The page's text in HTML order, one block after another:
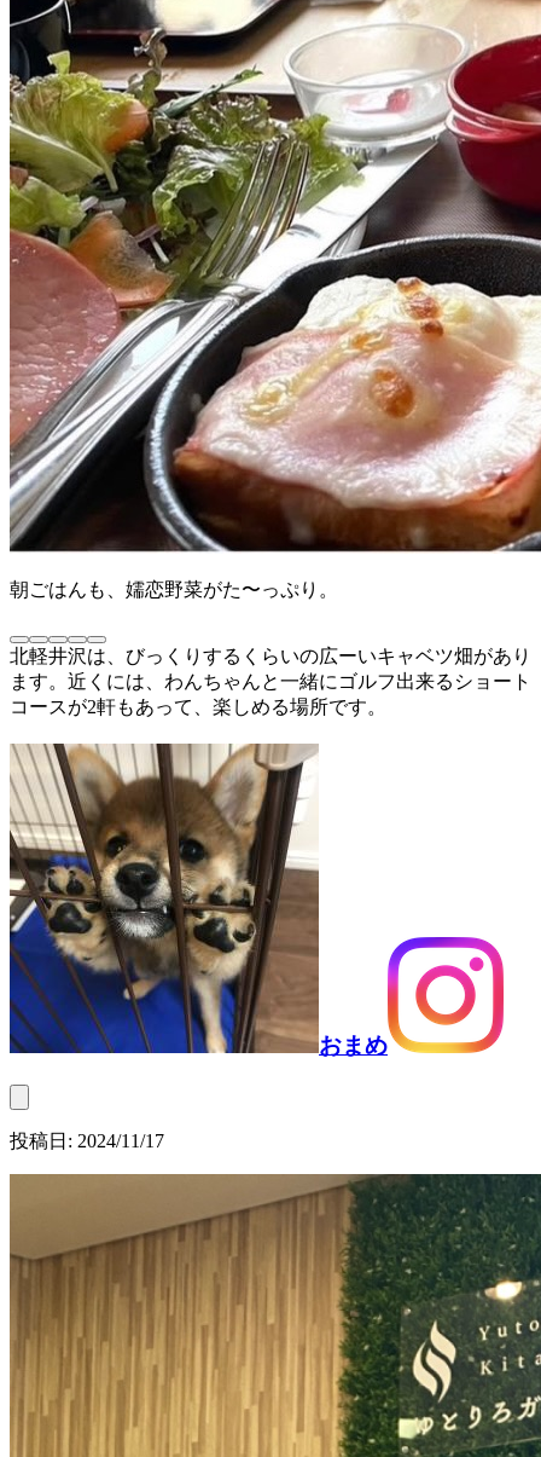
朝ごはんも、嬬恋野菜がた〜っぷり。
北軽井沢は、びっくりするくらいの広ーいキャベツ畑があり
ます。近くには、わんちゃんと一緒にゴルフ出来るショート
コースが2軒もあって、楽しめる場所です。
おまめ
投稿日: 2024/11/17